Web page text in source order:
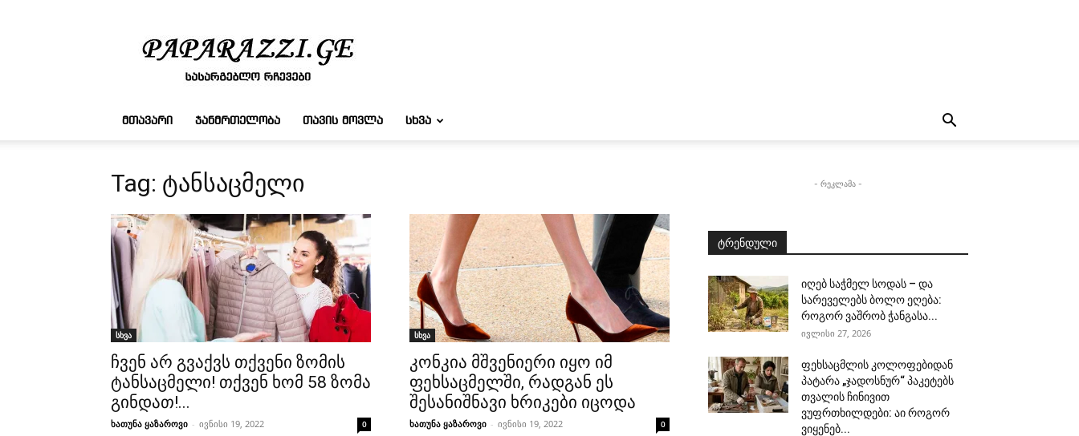
რჩევები
ᲛᲗᲐᲕᲐᲠᲘ ᲯᲐᲜᲛᲠᲗᲔᲚᲝᲑᲐ ᲗᲐᲕᲘᲡ ᲛᲝᲕᲚᲐ ᲡᲮᲕᲐ
Tag: ტანსაცმელი
სხვა
ჩვენ არ გვაქვს თქვენი ზომის
ტანსაცმელი! თქვენ ხომ 58 ზომა
გინდათ!...
ხათუნა ყაზაროვი - ივნისი 19, 2022 0
სხვა
კონკია მშვენიერი იყო იმ
ფეხსაცმელში, რადგან ეს
შესანიშნავი ხრიკები იცოდა
ხათუნა ყაზაროვი - ივნისი 19, 2022 0
- რეკლამა -
ტრენდული
იღებ საჭმელ სოდას – და
სარეველებს ბოლო ეღება:
როგორ ვაშრობ ჭანგასა...
ივლისი 27, 2026
ფეხსაცმლის კოლოფებიდან
პატარა „ჯადოსნურ“ პაკეტებს
თვალის ჩინივით
ვუფრთხილდები: აი როგორ
ვიყენებ...